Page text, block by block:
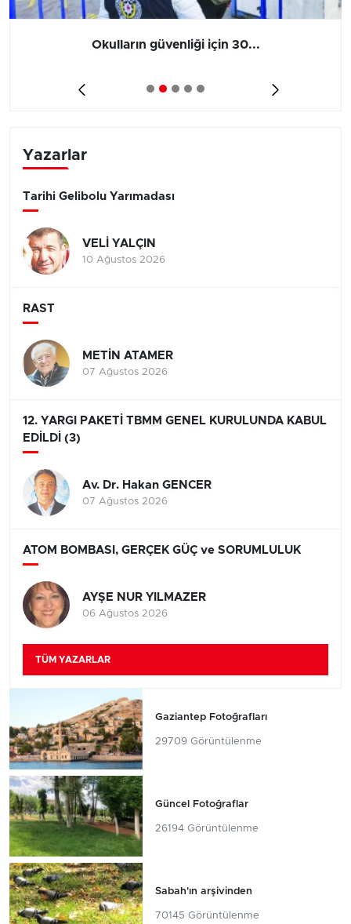
Okulların güvenliği için 30...
Yazarlar
Tarihi Gelibolu Yarımadası
VELİ YALÇIN
10 Ağustos 2026
RAST
METİN ATAMER
07 Ağustos 2026
12. YARGI PAKETİ TBMM GENEL KURULUNDA KABUL
EDİLDİ (3)
Av. Dr. Hakan GENCER
07 Ağustos 2026
ATOM BOMBASI, GERÇEK GÜÇ ve SORUMLULUK
AYŞE NUR YILMAZER
06 Ağustos 2026
TÜM YAZARLAR
Gaziantep Fotoğrafları
29709 Görüntülenme
Güncel Fotoğraflar
26194 Görüntülenme
Sabah'ın arşivinden
70145 Görüntülenme